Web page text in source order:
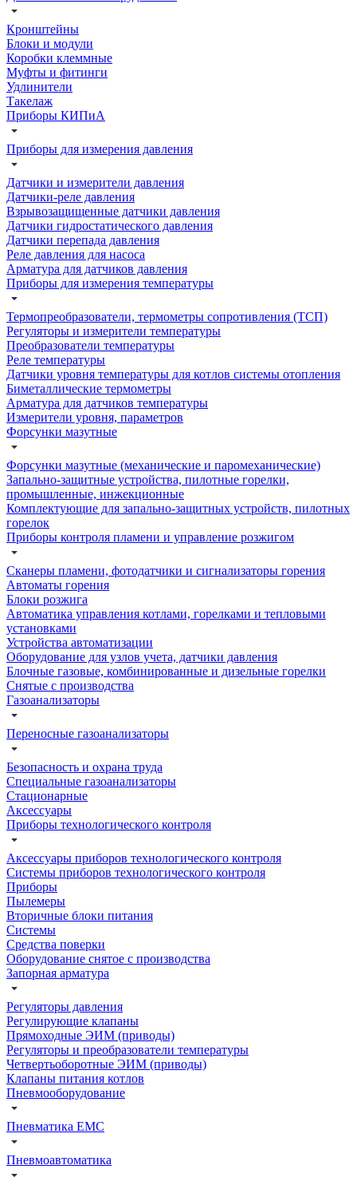
Кронштейны
Блоки и модули
Коробки клеммные
Муфты и фитинги
Удлинители
Такелаж
Приборы КИПиА
Приборы для измерения давления
Датчики и измерители давления
Датчики-реле давления
Взрывозащищенные датчики давления
Датчики гидростатического давления
Датчики перепада давления
Реле давления для насоса
Арматура для датчиков давления
Приборы для измерения температуры
Термопреобразователи, термометры сопротивления (ТСП)
Регуляторы и измерители температуры
Преобразователи температуры
Реле температуры
Датчики уровня температуры для котлов системы отопления
Биметаллические термометры
Арматура для датчиков температуры
Измерители уровня, параметров
Форсунки мазутные
Форсунки мазутные (механические и паромеханические)
Запально-защитные устройства, пилотные горелки,
промышленные, инжекционные
Комплектующие для запально-защитных устройств, пилотных
горелок
Приборы контроля пламени и управление розжигом
Сканеры пламени, фотодатчики и сигнализаторы горения
Автоматы горения
Блоки розжига
Автоматика управления котлами, горелками и тепловыми
установками
Устройства автоматизации
Оборудование для узлов учета, датчики давления
Блочные газовые, комбинированные и дизельные горелки
Снятые с производства
Газоанализаторы
Переносные газоанализаторы
Безопасность и охрана труда
Специальные газоанализаторы
Стационарные
Аксессуары
Приборы технологического контроля
Аксессуары приборов технологического контроля
Системы приборов технологического контроля
Приборы
Пылемеры
Вторичные блоки питания
Системы
Средства поверки
Оборудование снятое с производства
Запорная арматура
Регуляторы давления
Регулирующие клапаны
Прямоходные ЭИМ (приводы)
Регуляторы и преобразователи температуры
Четвертьоборотные ЭИМ (приводы)
Клапаны питания котлов
Пневмооборудование
Пневматика EMC
Пневмоавтоматика